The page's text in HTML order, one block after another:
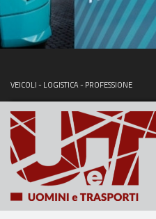
VEICOLI - LOGISTICA - PROFESSIONE